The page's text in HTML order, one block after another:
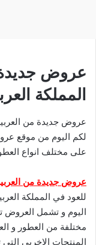
عروض جديدة
المملكة
عروض جديدة من
لكم اليوم من موقع
على مختلف انواع
عروض جديدة من
للعود في المملكة
اليوم و تشمل العروض
مختلفة من العطور و
المنتجات الاخرىى